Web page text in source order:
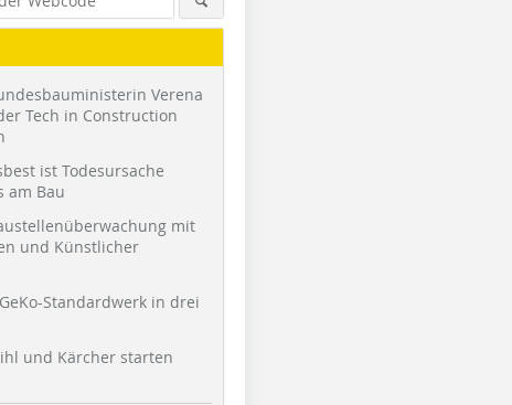
Foto: Mafell/Julian Weigand
Verena
Tech in Construction
ist Todesursache
am Bau
mit
und Künstlicher
Standardwerk in drei
und Kärcher starten